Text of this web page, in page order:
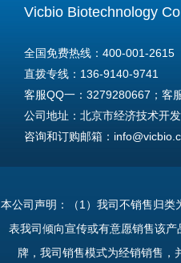
Vicbio Biotechnology
全国免费热线：400-001-2615
直拨专线：136-9140-9741
客服QQ一：3279280667；客
公司地址：北京市经济技术开
咨询和订购邮箱：
Tel: +86-13691409741
本公司声明：（1）我司不销售归
表我司倾向宣传或有意愿销售该
牌，我司销售模式为经销销售，